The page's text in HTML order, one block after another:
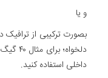
و یا
بصورت ترکیبی از ترافیک
داخلی استفاده کنید.